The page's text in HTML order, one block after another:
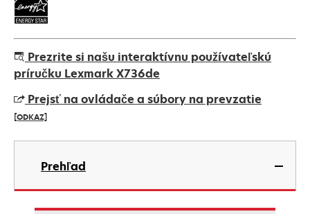
Prezrite si našu interaktívnu používateľskú
príručku Lexmark X736de
Prejsť na ovládače a súbory na prevzatie
[ODKAZ]
opens
new
Prehľad